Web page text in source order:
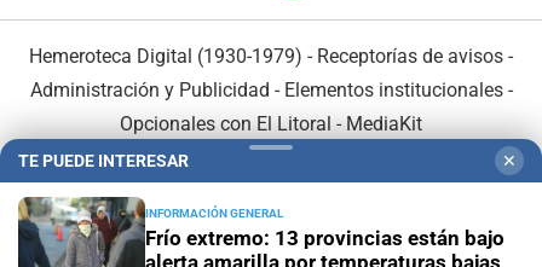
Hemeroteca Digital (1930-1979) - Receptorías de avisos -
Administración y Publicidad - Elementos institucionales-
Opcionales con El Litoral - MediaKit
TE PUEDE INTERESAR ✕
INFORMACIÓN GENERAL
Frío extremo: 13 provincias están bajo
alerta amarilla por temperaturas bajas